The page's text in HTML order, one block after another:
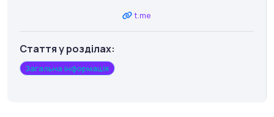
t.me
Стаття у розділах:
Загальна інформація